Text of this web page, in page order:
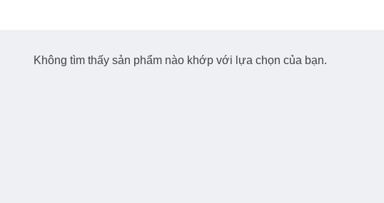
Không tìm thấy sản phẩm nào khớp với lựa chọn của bạn.